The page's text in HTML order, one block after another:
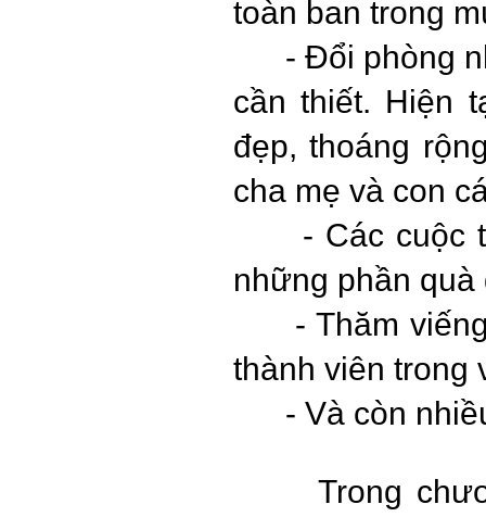
toàn ban trong
- Đổi phòng
cần thiết. Hiện
đẹp, thoáng
cha mẹ và con
- Các cuộc
những phần quà
-Thăm
thành viên trong
- Và còn
Trong